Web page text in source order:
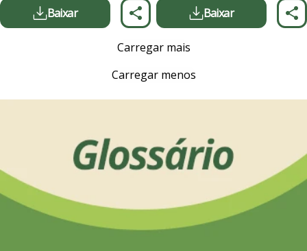
Baixar Baixar
Carregar mais
Carregar menos